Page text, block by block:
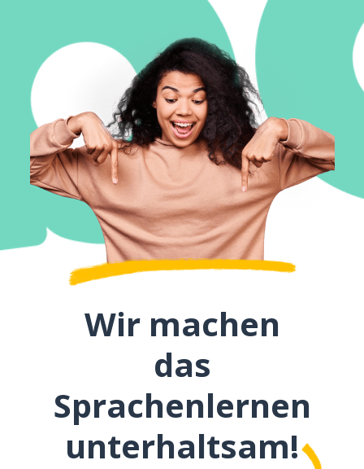
Wir machen
das
Sprachenlernen
unterhaltsam!